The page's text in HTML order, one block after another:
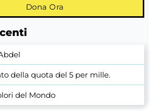
Dona Ora
della quota del 5 per mille.
del Mondo